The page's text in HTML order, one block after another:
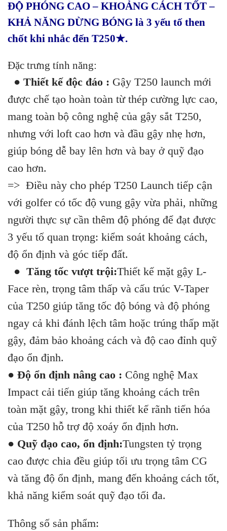
ĐỘ PHÓNG CAO – KHOẢNG CÁCH TỐT –
KHẢ NĂNG DỪNG BÓNG là 3 yếu tố then
chốt khi nhắc đến T250★.
Đặc trưng tính năng:
● Thiết kế độc đáo : Gậy T250 launch mới
được chế tạo hoàn toàn từ thép cường lực cao,
mang toàn bộ công nghệ của gậy sắt T250,
nhưng với loft cao hơn và đầu gậy nhẹ hơn,
giúp bóng dễ bay lên hơn và bay ở quỹ đạo
cao hơn.
=> Điều này cho phép T250 Launch tiếp cận
với golfer có tốc độ vung gậy vừa phải, những
người thực sự cần thêm độ phóng để đạt được
3 yếu tố quan trọng: kiểm soát khoảng cách,
độ ổn định và góc tiếp đất.
● Tăng tốc vượt trội:Thiết kế mặt gậy L-
Face rèn, trọng tâm thấp và cấu trúc V-Taper
của T250 giúp tăng tốc độ bóng và độ phóng
ngay cả khi đánh lệch tâm hoặc trúng thấp mặt
gậy, đảm bảo khoảng cách và độ cao đỉnh quỹ
đạo ổn định.
● Độ ổn định nâng cao : Công nghệ Max
Impact cải tiến giúp tăng khoảng cách trên
toàn mặt gậy, trong khi thiết kế rãnh tiến hóa
của T250 hỗ trợ độ xoáy ổn định hơn.
● Quỹ đạo cao, ổn định:Tungsten tỷ trọng
cao được chia đều giúp tối ưu trọng tâm CG
và tăng độ ổn định, mang đến khoảng cách tốt,
khả năng kiểm soát quỹ đạo tối đa.
Thông số sản phẩm: